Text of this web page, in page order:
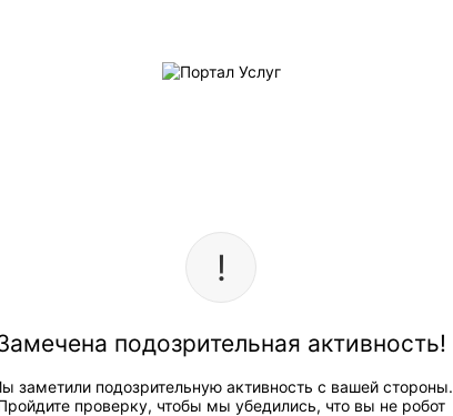
подозрительная активность!
заметили подозрительную активность с вашей стороны.
проверку, чтобы мы убедились, что вы не робот